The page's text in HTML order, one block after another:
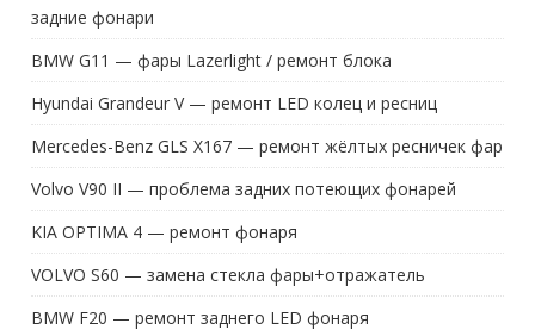
задние фонари
BMW G11 — фары Lazerlight / ремонт блока
Hyundai Grandeur V — ремонт LED колец и ресниц
Mercedes-Benz GLS X167 — ремонт жёлтых ресничек фар
Volvo V90 II — проблема задних потеющих фонарей
KIA OPTIMA 4 — ремонт фонаря
VOLVO S60 — замена стекла фары+отражатель
BMW F20 — ремонт заднего LED фонаря